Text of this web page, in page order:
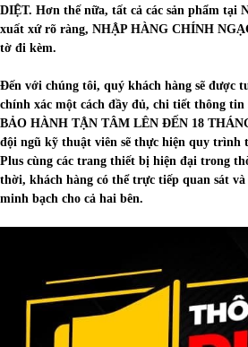
DIỆT. Hơn thế nữa, tất cả các sản phẩm tại
xuất xứ rõ ràng, NHẬP HÀNG CHÍNH
tờ đi kèm.
Đến với chúng tôi, quý khách hàng sẽ được
chính xác một cách đầy đủ, chi tiết thông
BẢO HÀNH TẬN TÂM LÊN ĐẾN 18
đội ngũ kỹ thuật viên sẽ thực hiện quy trình
Plus cùng các trang thiết bị hiện đại trong
thời, khách hàng có thể trực tiếp quan sát
minh bạch cho cả hai bên.